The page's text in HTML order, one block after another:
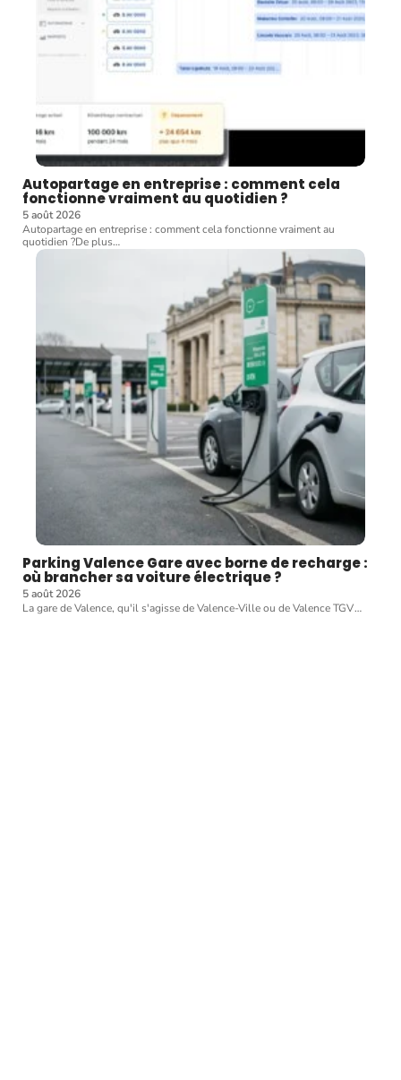
Autopartage en entreprise : comment cela
fonctionne vraiment au quotidien ?
5 août 2026
Autopartage en entreprise : comment cela fonctionne vraiment au
quotidien ?De plus…
Parking Valence Gare avec borne de recharge :
où brancher sa voiture électrique ?
5 août 2026
La gare de Valence, qu'il s'agisse de Valence-Ville ou de Valence TGV…